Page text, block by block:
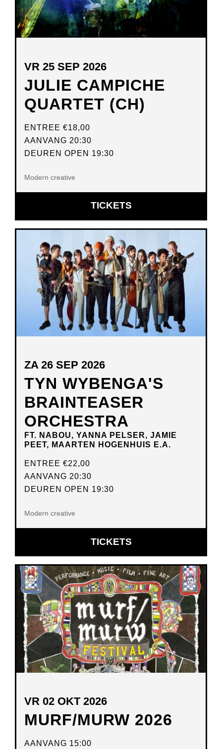
JULIE CAMPICHE
QUARTET (CH)
VR 25 SEP 2026
ENTREE €18,00
AANVANG 20:30
DEUREN OPEN 19:30
Modern creative
TICKETSOPENT
IN
VENSTER
TYN WYBENGA'S
BRAINTEASER
ORCHESTRA
FT. NABOU, YANNA PELSER, JAMIE
PEET, MAARTEN HOGENHUIS E.A.
ZA 26 SEP 2026
ENTREE €22,00
AANVANG 20:30
DEUREN OPEN 19:30
Modern creative
TICKETSOPENT
IN
NIEUW
VENSTER
MURF/MURW 2026
VR 02 OKT 2026
AANVANG 15:00